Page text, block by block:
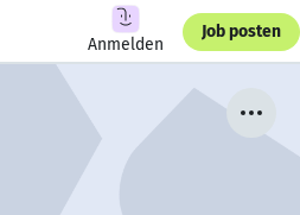
Anmelden
Job posten